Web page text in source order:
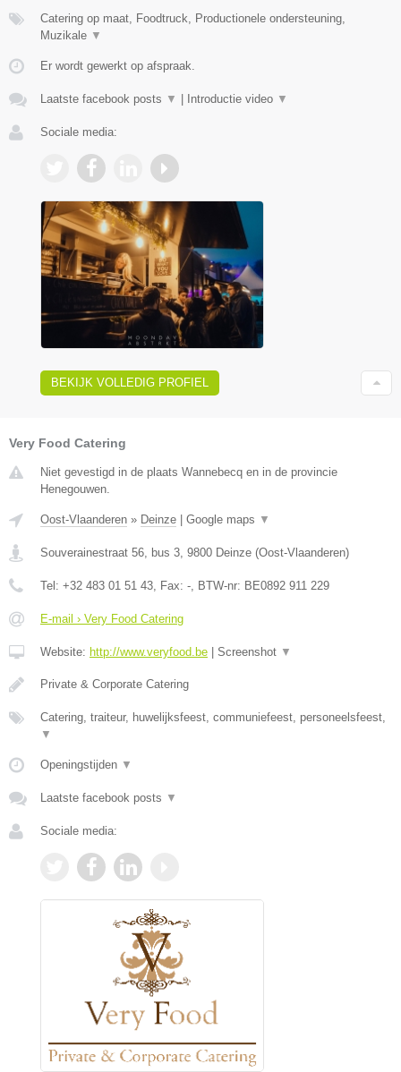
Catering op maat, Foodtruck, Productionele ondersteuning,
Muzikale ▼
Er wordt gewerkt op afspraak.
Laatste facebook posts ▼ Introductie video ▼
Sociale media:
BEKIJK VOLLEDIG PROFIEL
Very Food Catering
Niet gevestigd in de plaats Wannebecq en in de provincie
Henegouwen.
Oost-Vlaanderen » Deinze Google maps ▼
Souverainestraat 56, bus 3, 9800 Deinze (Oost-Vlaanderen)
Tel: +32 483 01 51 43, Fax: -, BTW-nr: BE0892 911 229
E-mail › Very Food Catering
Website: http://www.veryfood.be Screenshot ▼
Private & Corporate Catering
Catering, traiteur, huwelijksfeest, communiefeest, personeelsfeest,
▼
Openingstijden ▼
Laatste facebook posts ▼
Sociale media: